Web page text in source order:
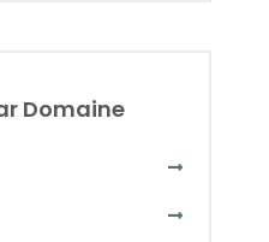
Domaine